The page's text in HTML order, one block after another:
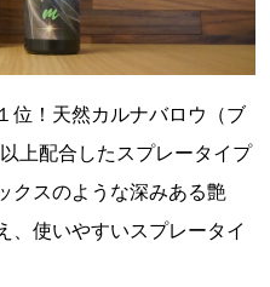
位！天然カルナバロウ（ブ
上配合したスプレータイプ
クスのような深みある艶
、使いやすいスプレータイ